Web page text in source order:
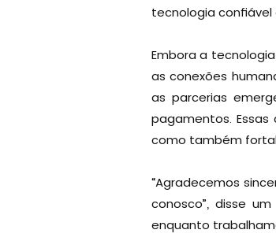
tecnologia
Embora a
as conexões
as parcerias
pagamentos.
como também
“Agradecemos
conosco”, disse
enquanto